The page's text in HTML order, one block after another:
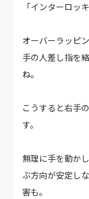
「インターロッ
オーバーラッピ
手の人差し指を
ね。
こうすると右手
す。
無理に手を動か
ぶ方向が安定し
害も。